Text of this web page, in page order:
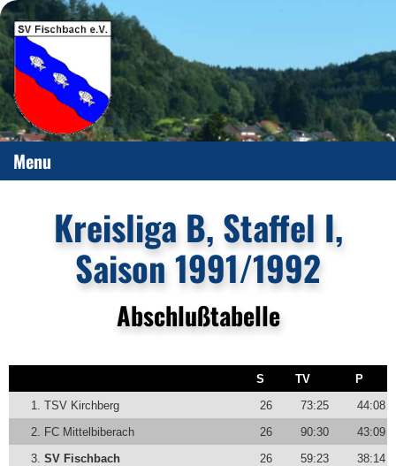
Menu
Kreisliga B, Staffel I,
Saison 1991/1992
Abschlußtabelle
S TV
P
1. TSV Kirchberg 26 73:25
44:08
2. FC Mittelbiberach 26 90:30
43:09
3. SV Fischbach 26 59:23
38:14